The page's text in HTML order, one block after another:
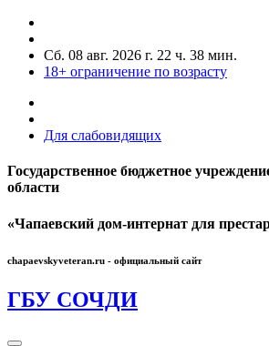
Сб. 08 авг. 2026 г. 22 ч. 38 мин.
18+ ограничение по возрасту
Для слабовидящих
Государственное бюджетное
области
«Чапаевский дом-интернат для
chapaevskyveteran.ru - официальный сайт
ГБУ СОЧДИ